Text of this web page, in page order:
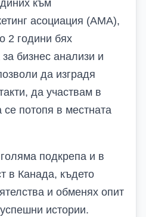
към
асоциация (AMA),
2 години бях
бизнес анализи и
да изградя
да участвам в
потопя в местната
подкрепа и в
в Канада, където
и обменях опит
истории.